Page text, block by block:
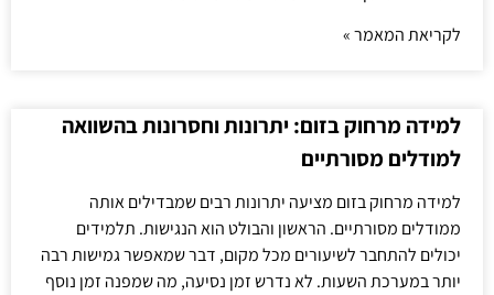
לקריאת המאמר »
למידה מרחוק בזום: יתרונות וחסרונות בהשוואה
למודלים מסורתיים
למידה מרחוק בזום מציעה יתרונות רבים שמבדילים אותה
ממודלים מסורתיים. הראשון והבולט הוא הנגישות. תלמידים
יכולים להתחבר לשיעורים מכל מקום, דבר שמאפשר גמישות רבה
יותר במערכת השעות. לא נדרש זמן נסיעה, מה שמפנה זמן נוסף